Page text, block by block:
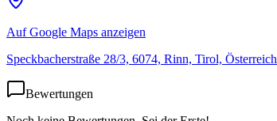
Auf Google Maps anzeigen
Speckbacherstraße 28/3, 6074, Rinn, Tirol, Österreich
Bewertungen